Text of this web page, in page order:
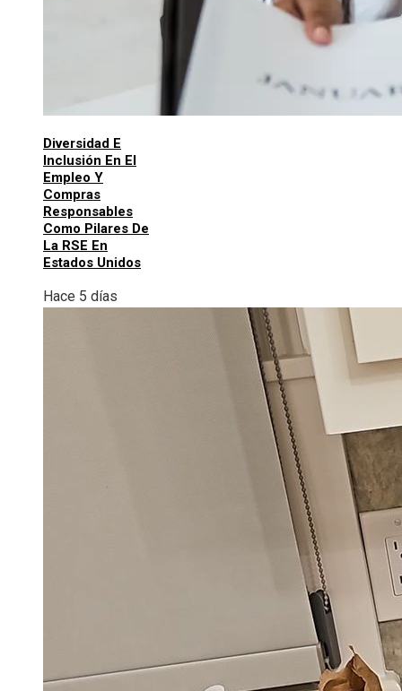
Diversidad E
Inclusión En El
Empleo Y
Compras
Responsables
Como Pilares De
La RSE En
Estados Unidos
Hace 5 días